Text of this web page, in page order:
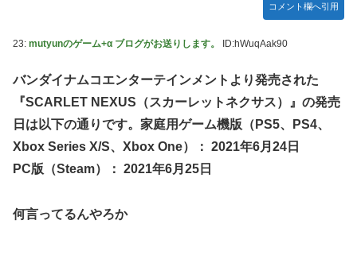
コメント欄へ引用
23: mutyunのゲーム+α ブログがお送りします。 ID:hWuqAak90
バンダイナムコエンターテインメントより発売された
『SCARLET NEXUS（スカーレットネクサス）』の発売
日は以下の通りです。家庭用ゲーム機版（PS5、PS4、
Xbox Series X/S、Xbox One）： 2021年6月24日
PC版（Steam）： 2021年6月25日
何言ってるんやろか